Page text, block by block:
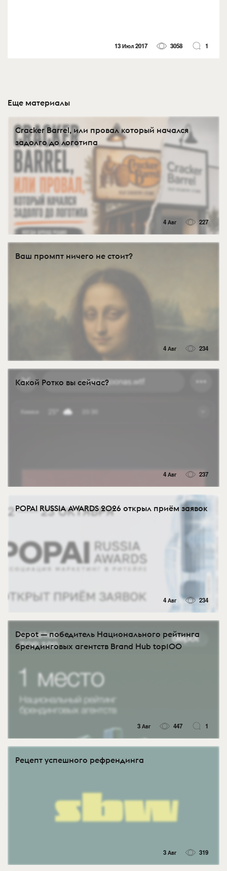
13 Июл 2017 3058 1
Еще материалы
Cracker Barrel, или провал который начался
задолго до логотипа
4 Авг 227
Ваш промпт ничего не стоит?
4 Авг 234
Какой Ротко вы сейчас?
4 Авг 237
POPAI RUSSIA AWARDS 2026 открыл приём заявок
4 Авг 234
Depot — победитель Национального рейтинга
брендинговых агентств Brand Hub top100
3 Авг 447 1
Рецепт успешного рефрендинга
3 Авг 319